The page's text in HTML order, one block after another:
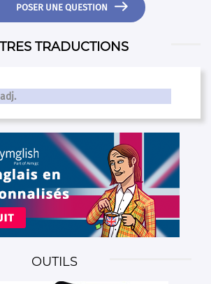
POSER UNE QUESTION 
TRADUCTIONS
adj.
OUTILS